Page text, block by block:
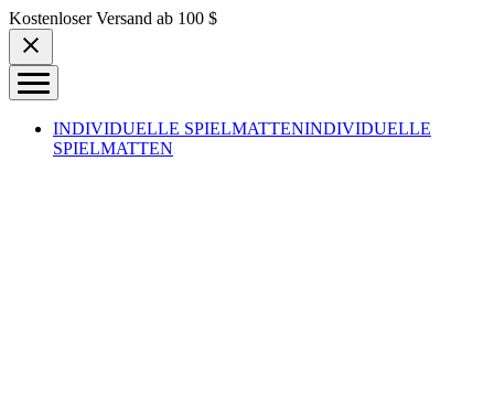
Skip to content
Kostenloser Versand ab 100 $
INDIVIDUELLE SPIELMATTENINDIVIDUELLE
SPIELMATTEN